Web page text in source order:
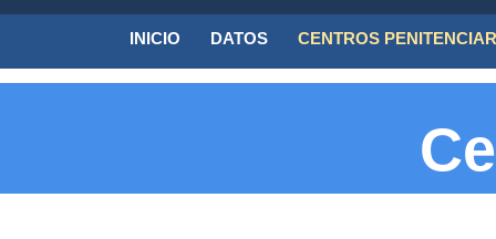
Observatorio
prisiones
Monitoreo
sistema
INICIO DATOS CENTROS